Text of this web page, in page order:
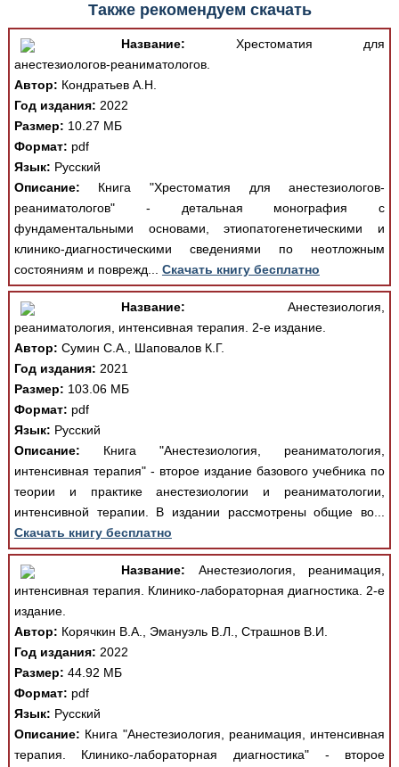
Также рекомендуем скачать
Название: Хрестоматия для
анестезиологов-реаниматологов.
Автор: Кондратьев А.Н.
Год издания: 2022
Размер: 10.27 МБ
Формат: pdf
Язык: Русский
Описание: Книга "Хрестоматия для анестезиологов-
реаниматологов" - детальная монография с
фундаментальными основами, этиопатогенетическими и
клинико-диагностическими сведениями по неотложным
состояниям и поврежд... Скачать книгу бесплатно
Название: Анестезиология,
реаниматология, интенсивная терапия. 2-е издание.
Автор: Сумин С.А., Шаповалов К.Г.
Год издания: 2021
Размер: 103.06 МБ
Формат: pdf
Язык: Русский
Описание: Книга "Анестезиология, реаниматология,
интенсивная терапия" - второе издание базового учебника по
теории и практике анестезиологии и реаниматологии,
интенсивной терапии. В издании рассмотрены общие во...
Скачать книгу бесплатно
Название: Анестезиология, реанимация,
интенсивная терапия. Клинико-лабораторная диагностика. 2-е
издание.
Автор: Корячкин В.А., Эмануэль В.Л., Страшнов В.И.
Год издания: 2022
Размер: 44.92 МБ
Формат: pdf
Язык: Русский
Описание: Книга "Анестезиология, реанимация, интенсивная
терапия. Клинико-лабораторная диагностика" - второе